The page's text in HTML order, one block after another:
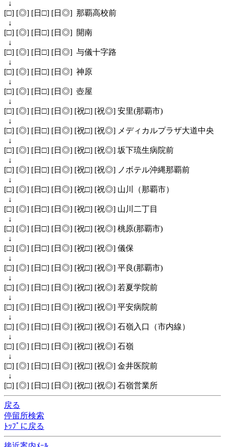
↓
[□] [◎] [日□] [日◎] 那覇高校前
↓
[□] [◎] [日□] [日◎] 開南
↓
[□] [◎] [日□] [日◎] 与儀十字路
↓
[□] [◎] [日□] [日◎] 神原
↓
[□] [◎] [日□] [日◎] 壺屋
↓
[□] [◎] [日□] [日◎] [祝□] [祝◎] 安里(那覇市)
↓
[□] [◎] [日□] [日◎] [祝□] [祝◎] メディカルプラザ大道中央
↓
[□] [◎] [日□] [日◎] [祝□] [祝◎] 坂下琉生病院前
↓
[□] [◎] [日□] [日◎] [祝□] [祝◎] ノボテル沖縄那覇前
↓
[□] [◎] [日□] [日◎] [祝□] [祝◎] 山川（那覇市）
↓
[□] [◎] [日□] [日◎] [祝□] [祝◎] 山川二丁目
↓
[□] [◎] [日□] [日◎] [祝□] [祝◎] 桃原(那覇市)
↓
[□] [◎] [日□] [日◎] [祝□] [祝◎] 儀保
↓
[□] [◎] [日□] [日◎] [祝□] [祝◎] 平良(那覇市)
↓
[□] [◎] [日□] [日◎] [祝□] [祝◎] 若夏学院前
↓
[□] [◎] [日□] [日◎] [祝□] [祝◎] 平安病院前
↓
[□] [◎] [日□] [日◎] [祝□] [祝◎] 石嶺入口（市内線）
↓
[□] [◎] [日□] [日◎] [祝□] [祝◎] 石嶺
↓
[□] [◎] [日□] [日◎] [祝□] [祝◎] 金井医院前
↓
[□] [◎] [日□] [日◎] [祝□] [祝◎] 石嶺営業所
戻る
停留所検索
ﾄｯﾌﾟに戻る